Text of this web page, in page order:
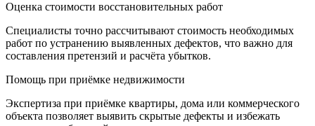
Оценка стоимости восстановительных работ
Специалисты точно рассчитывают стоимость необходимых
работ по устранению выявленных дефектов, что важно для
составления претензий и расчёта убытков.
Помощь при приёмке недвижимости
Экспертиза при приёмке квартиры, дома или коммерческого
объекта позволяет выявить скрытые дефекты и избежать